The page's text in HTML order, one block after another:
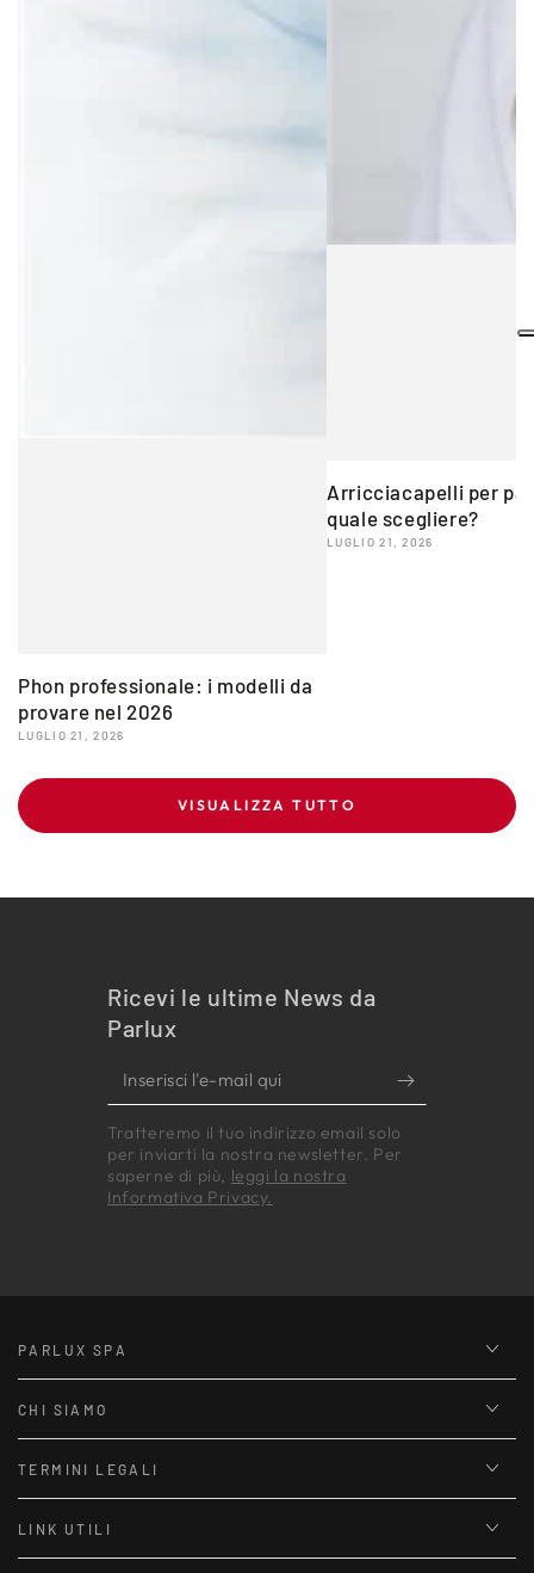
Phon professionale: i modelli da
provare nel 2026
LUGLIO 21, 2026
Arricciacapelli per
quale scegliere?
LUGLIO 21, 2026
VISUALIZZA TUTTO
Ricevi le ultime News da
Parlux
Inserisci
l'e-
mail
qui
Tratteremo il tuo indirizzo email solo
per inviarti la nostra newsletter. Per
saperne di più, leggi la nostra
Informativa Privacy.
PARLUX SPA
CHI SIAMO
TERMINI LEGALI
LINK UTILI